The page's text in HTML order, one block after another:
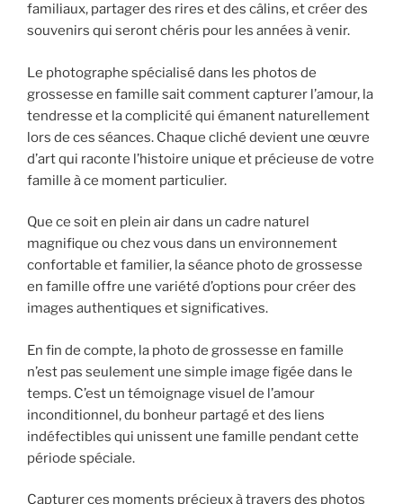
familiaux, partager des rires et des câlins, et créer des
souvenirs qui seront chéris pour les années à venir.
Le photographe spécialisé dans les photos de
grossesse en famille sait comment capturer l’amour, la
tendresse et la complicité qui émanent naturellement
lors de ces séances. Chaque cliché devient une œuvre
d’art qui raconte l’histoire unique et précieuse de votre
famille à ce moment particulier.
Que ce soit en plein air dans un cadre naturel
magnifique ou chez vous dans un environnement
confortable et familier, la séance photo de grossesse
en famille offre une variété d’options pour créer des
images authentiques et significatives.
En fin de compte, la photo de grossesse en famille
n’est pas seulement une simple image figée dans le
temps. C’est un témoignage visuel de l’amour
inconditionnel, du bonheur partagé et des liens
indéfectibles qui unissent une famille pendant cette
période spéciale.
Capturer ces moments précieux à travers des photos